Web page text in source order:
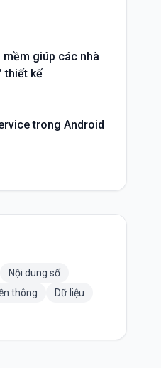
giúp các nhà
thiết kế
trong Android
Nội dung số
thông
Dữ liệu